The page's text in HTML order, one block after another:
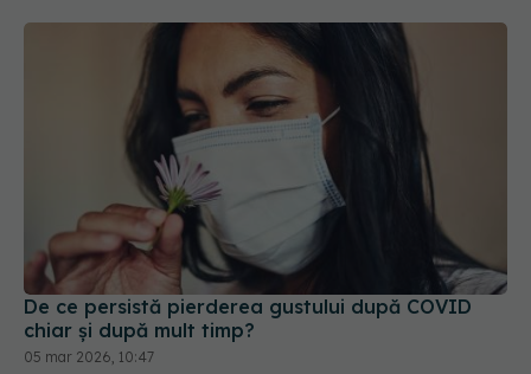
De ce persistă pierderea gustului după COVID
chiar și după mult timp?
05 mar 2026, 10:47